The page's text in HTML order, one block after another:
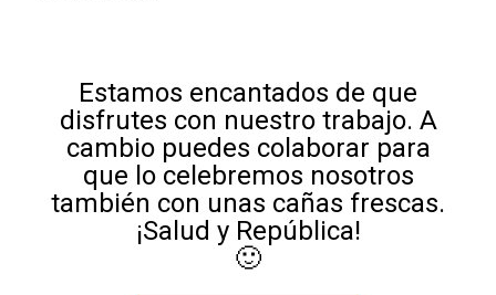
Estamos encantados de que
disfrutes con nuestro trabajo. A
cambio puedes colaborar para
que lo celebremos nosotros
también con unas cañas frescas.
¡Salud y República!
🙂